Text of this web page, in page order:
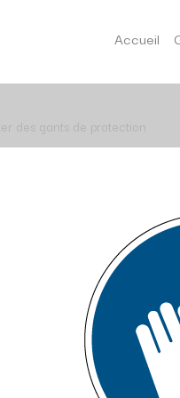
Accueil
des gants de protection